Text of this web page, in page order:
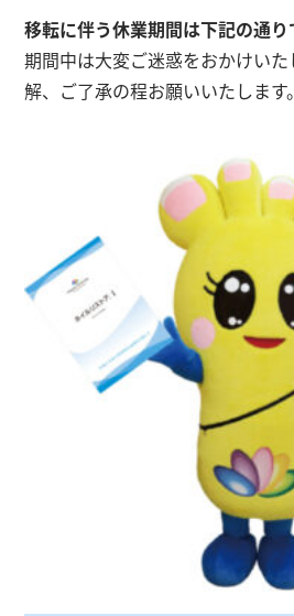
移転に伴う休業期間は下記の通り
期間中は大変ご迷惑をおかけい
解、ご了承の程お願いいたします。